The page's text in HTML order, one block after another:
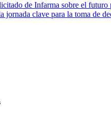
de Infarma sobre el
jornada clave para la toma de